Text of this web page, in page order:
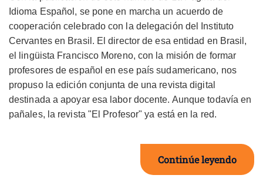
Idioma Español, se pone en marcha un acuerdo de
cooperación celebrado con la delegación del Instituto
Cervantes en Brasil. El director de esa entidad en Brasil,
el lingüista Francisco Moreno, con la misión de formar
profesores de español en ese país sudamericano, nos
propuso la edición conjunta de una revista digital
destinada a apoyar esa labor docente. Aunque todavía en
pañales, la revista "El Profesor" ya está en la red.
Continúe leyendo